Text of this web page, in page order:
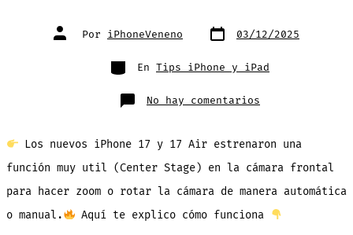
Autor
de Por iPhoneVeneno Fecha
de 03/12/2025
Categorías
En Tips iPhone y iPad
No hay comentarios
Como
Con
Cámara
Frontal
iPhone
Los nuevos iPhone 17 y 17 Air estrenaron una
función muy util (Center Stage) en la cámara frontal
para hacer zoom o rotar la cámara de manera automática
o manual.
Aquí te explico cómo funciona